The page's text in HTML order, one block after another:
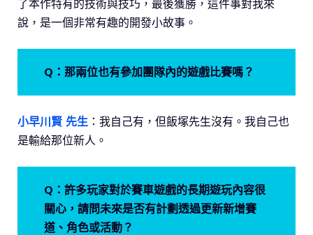
了本作特有的技術與技巧，最後獲勝，這件事對我來
說，是一個非常有趣的開發小故事。
Q：那兩位也有參加團隊內的遊戲比賽嗎？
小早川賢 先生 ：我自己有，但飯塚先生沒有。我自己也
是輸給那位新人。
Q：許多玩家對於賽車遊戲的長期遊玩內容很
關心，請問未來是否有計劃透過更新新增賽
道、角色或活動？